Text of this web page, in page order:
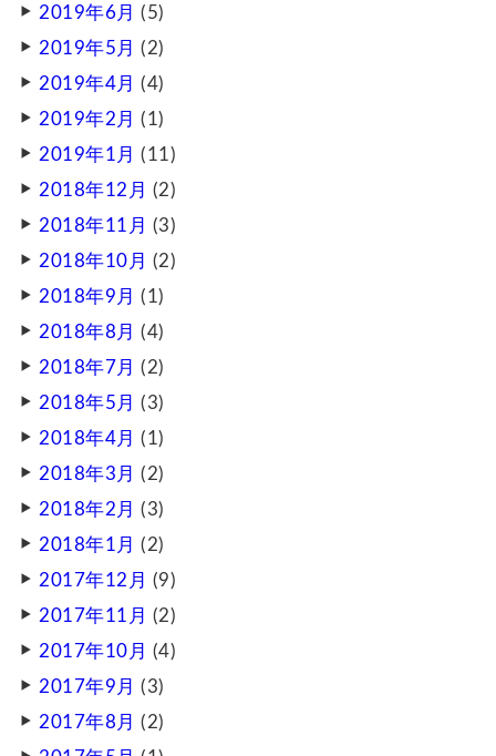
2019年6月 (5)
2019年5月 (2)
2019年4月 (4)
2019年2月 (1)
2019年1月 (11)
2018年12月 (2)
2018年11月 (3)
2018年10月 (2)
2018年9月 (1)
2018年8月 (4)
2018年7月 (2)
2018年5月 (3)
2018年4月 (1)
2018年3月 (2)
2018年2月 (3)
2018年1月 (2)
2017年12月 (9)
2017年11月 (2)
2017年10月 (4)
2017年9月 (3)
2017年8月 (2)